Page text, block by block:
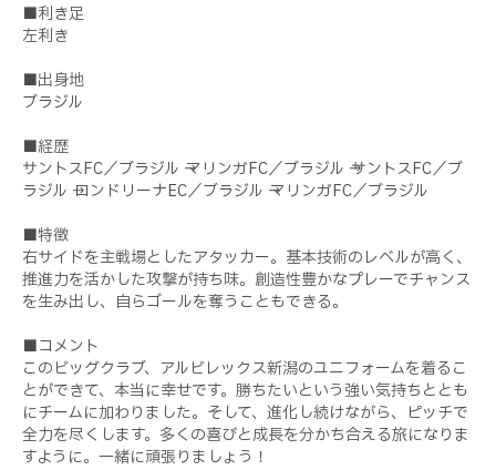
■利き足
左利き
■出身地
ブラジル
■経歴
サントスFC／ブラジル → マリンガFC／ブラジル → サントスFC／ブ
ラジル → ロンドリーナEC／ブラジル → マリンガFC／ブラジル
■特徴
右サイドを主戦場としたアタッカー。基本技術のレベルが高く、
推進力を活かした攻撃が持ち味。創造性豊かなプレーでチャンス
を生み出し、自らゴールを奪うこともできる。
■コメント
このビッグクラブ、アルビレックス新潟のユニフォームを着るこ
とができて、本当に幸せです。勝ちたいという強い気持ちととも
にチームに加わりました。そして、進化し続けながら、ピッチで
全力を尽くします。多くの喜びと成長を分かち合える旅になりま
すように。一緒に頑張りましょう！